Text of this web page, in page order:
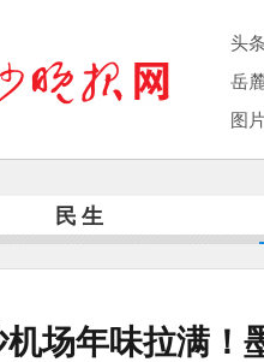
头条
岳
图
民生
场年味拉满！